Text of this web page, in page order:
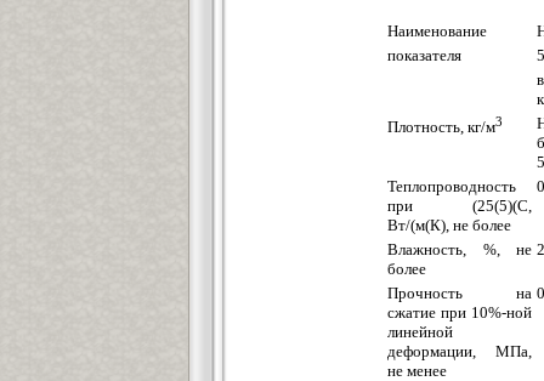
Наименование
показателя
Плотность, кг/м3
Теплопроводность
при (25(5)(С,
Вт/(м(К), не более
Влажность, %, не
более
Прочность на
сжатие при 10%-ной
линейной
деформации, МПа,
не менее